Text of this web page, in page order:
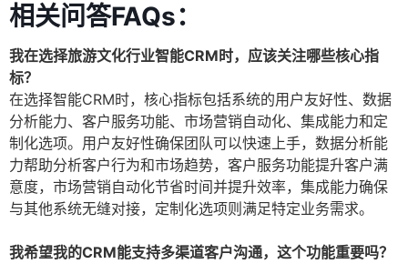
相关问答FAQs：
我在选择旅游文化行业智能CRM时，应该关注哪些核心指
标？
在选择智能CRM时，核心指标包括系统的用户友好性、数据
分析能力、客户服务功能、市场营销自动化、集成能力和定
制化选项。用户友好性确保团队可以快速上手，数据分析能
力帮助分析客户行为和市场趋势，客户服务功能提升客户满
意度，市场营销自动化节省时间并提升效率，集成能力确保
与其他系统无缝对接，定制化选项则满足特定业务需求。
我希望我的CRM能支持多渠道客户沟通，这个功能重要吗？